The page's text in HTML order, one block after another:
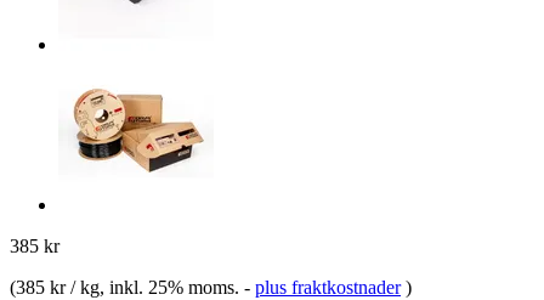
385 kr
(385 kr / kg, inkl. 25% moms. - plus fraktkostnader )